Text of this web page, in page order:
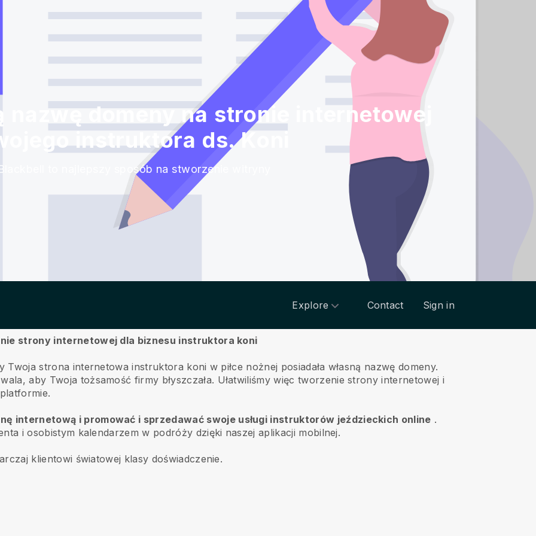
nazwę domeny na stronie internetowej
instruktora ds. Koni
to najlepszy sposób na stworzenie witryny
Explore Contact Sign in
strony internetowej dla biznesu instruktora koni
strona internetowa instruktora koni w piłce nożnej posiadała własną nazwę domeny.
aby Twoja tożsamość firmy błyszczała. Ułatwiliśmy więc tworzenie strony internetowej i
internetową i promować i sprzedawać swoje usługi instruktorów jeździeckich online .
i osobistym kalendarzem w podróży dzięki naszej aplikacji mobilnej.
klientowi światowej klasy doświadczenie.